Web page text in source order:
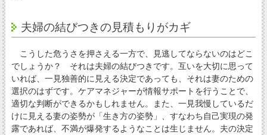
夫婦の結びつきの見積もりがカギ
こうした危うさを押さえる一方で、見逃してならないのはどこ
でしょうか？ それは夫婦の結びつきです。互いを大切に思って
いれば、一見独善的に見える決定であっても、それは妻のための
選択のはずです。ケアマネジャーが情報サポートを行うことで、
適切な判断ができるかもしれません。また、一見我慢しているだ
けに見える妻の姿勢が「生き方の姿勢」、すなわち自己実現の発
露であれば、不満が爆発するようなことは生じません。夫の決定